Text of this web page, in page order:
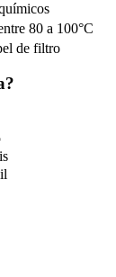
80 a 100°C
de filtro